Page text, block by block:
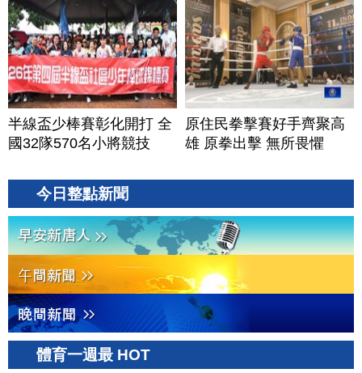
半線盃少棒賽彰化開打 全
國32隊570名小將競技
原住民拳擊賽好手齊聚高
雄 原拳出擊 無所畏懼
今日整點新聞
體育一週最 HOT